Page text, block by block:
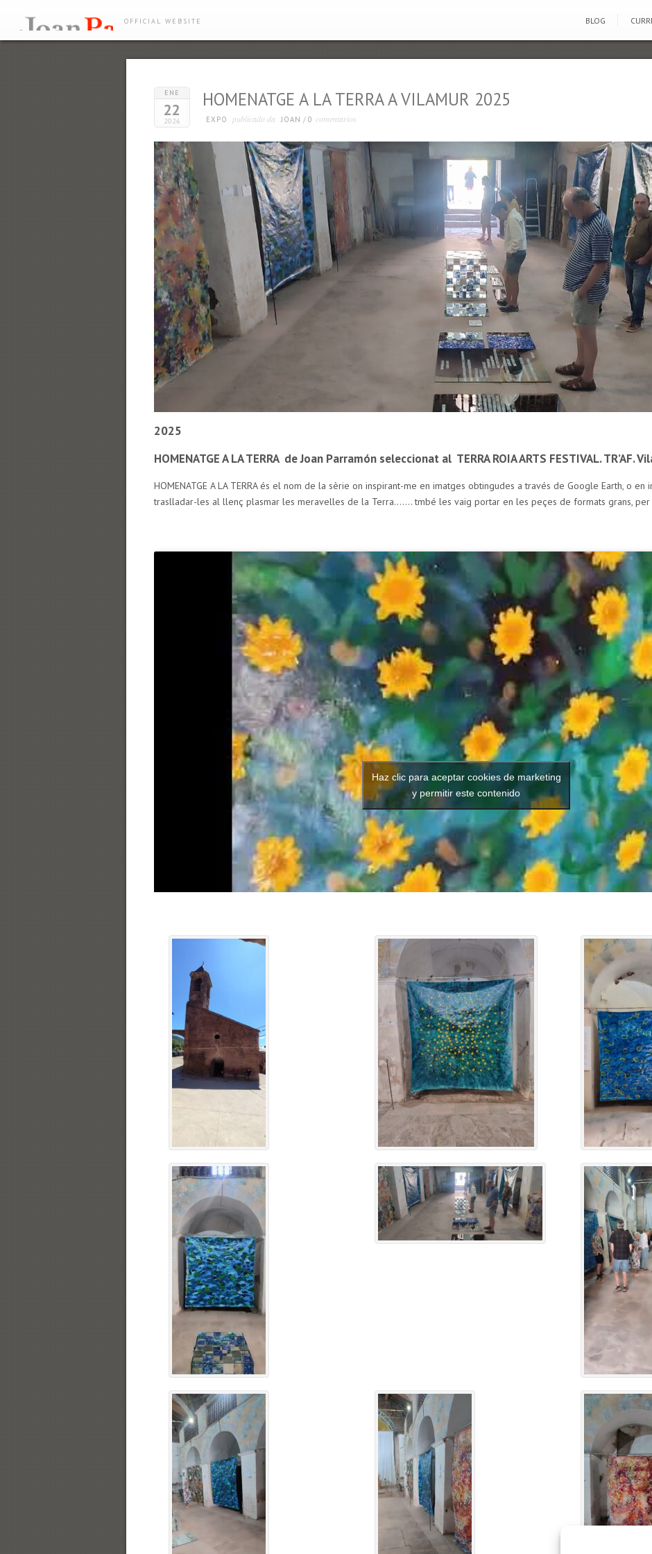
OFFICIAL WEBSITE BLOG
ENE
22
2026
HOMENATGE A LA TERRA A VILAMUR 2025
EXPO publicado da JOAN / 0 comentarios
2025
HOMENATGE A LA TERRA de Joan Parramón seleccionat al TERRA ROIA ARTS FESTIVAL. TR’AF.
HOMENATGE A LA TERRA és el nom de la sèrie on inspirant-me en imatges obtingudes a través de Google Earth, o
traslladar-les al llenç plasmar les meravelles de la Terra……. tmbé les vaig portar en les peçes de formats grans, per
Haz clic para aceptar cookies de marketing
y permitir este contenido